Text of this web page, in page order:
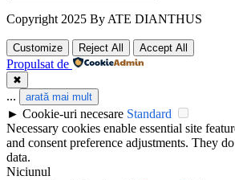
Copyright 2025 By ATE DIANTHUS
Customize Reject All Accept All
Propulsat de
✖
... arată mai mult
► Cookie-uri necesare Standard
Necessary cookies enable essential site
and consent preference adjustments. They
data.
Niciunul